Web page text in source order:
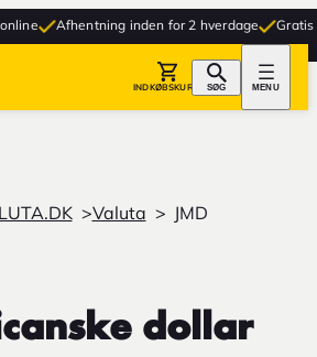
Afhentning inden for 2 hverdage Gratis
INDKØBSKURV SØG MENU
Valuta JMD
dollar